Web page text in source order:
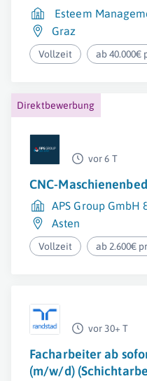
Esteem
Graz
Vollzeit ab 40.000€
Direktbewerbung
vor 6 T
CNC-
APS Group GmbH
Asten
Vollzeit ab 2.600€
vor 30+ T
Facharbeiter ab
(m/w/d)